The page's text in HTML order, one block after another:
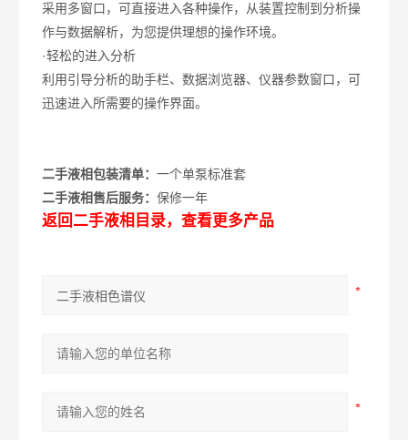
采用多窗口，可直接进入各种操作，从装置控制到分析操
作与数据解析，为您提供理想的操作环境。
·轻松的进入分析
利用引导分析的助手栏、数据浏览器、仪器参数窗口，可
迅速进入所需要的操作界面。
二手液相包装清单：一个单泵标准套
二手液相售后服务：保修一年
返回二手液相目录，查看更多产品